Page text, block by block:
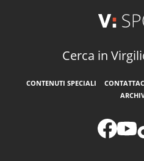
Cerca in
CONTENUTI SPECIALI